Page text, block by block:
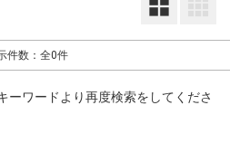
件数：全0件
ーワードより再度検索をしてくださ